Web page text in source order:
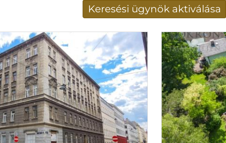
Keresési ügynök aktiválása